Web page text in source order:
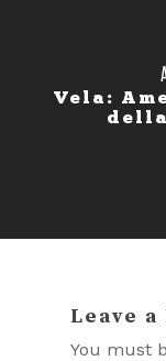
Vela:
Leave a
You must